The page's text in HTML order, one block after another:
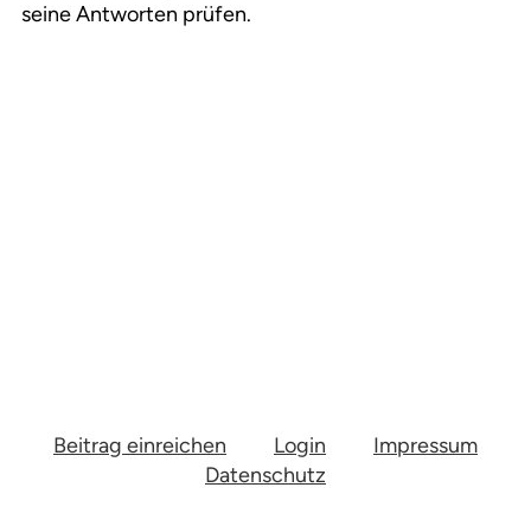
seine Antworten prüfen.
Beitrag einreichen Login
Impressum
Datenschutz